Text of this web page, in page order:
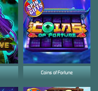
Coins of Fortune